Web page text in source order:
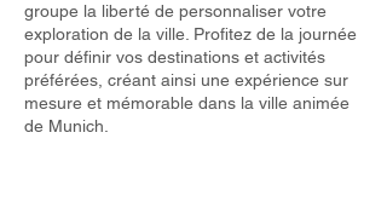
groupe la liberté de personnaliser votre
exploration de la ville. Profitez de la journée
pour définir vos destinations et activités
préférées, créant ainsi une expérience sur
mesure et mémorable dans la ville animée
de Munich.